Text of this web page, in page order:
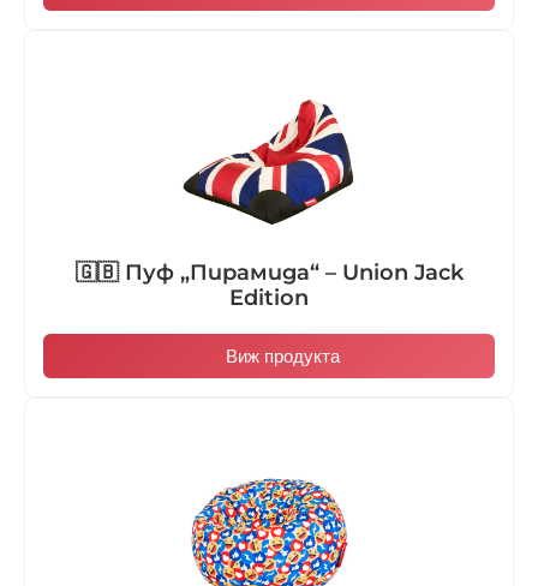
🇬🇧 Пуф „Пирамида“ – Union Jack
Edition
Виж продукта